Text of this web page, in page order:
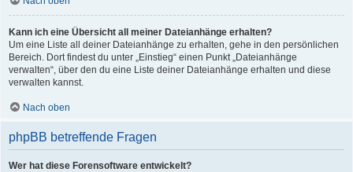
Kann ich eine Übersicht all meiner Dateianhänge erhalten?
Um eine Liste all deiner Dateianhänge zu erhalten, gehe in den persönlichen
Bereich. Dort findest du unter „Einstieg“ einen Punkt „Dateianhänge
verwalten“, über den du eine Liste deiner Dateianhänge erhalten und diese
verwalten kannst.
Nach oben
phpBB betreffende Fragen
Wer hat diese Forensoftware entwickelt?